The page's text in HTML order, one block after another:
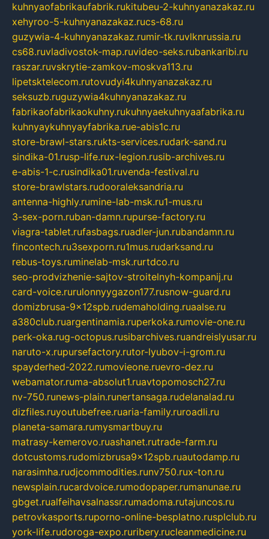
kuhnyaofabrikaufabrik.rukitubeu-2-kuhnyanazakaz.ru
xehyroo-5-kuhnyanazakaz.rucs-68.ru
guzywia-4-kuhnyanazakaz.rumir-tk.ruvlknrussia.ru
cs68.ruvladivostok-map.ruvideo-seks.rubankaribi.ru
raszar.ruvskrytie-zamkov-moskva113.ru
lipetsktelecom.rutovudyi4kuhnyanazakaz.ru
seksuzb.ruguzywia4kuhnyanazakaz.ru
fabrikaofabrikaokuhny.rukuhnyaekuhnyaafabrika.ru
kuhnyaykuhnyayfabrika.rue-abis1c.ru
store-brawl-stars.rukts-services.rudark-sand.ru
sindika-01.rusp-life.rux-legion.rusib-archives.ru
e-abis-1-c.rusindika01.ruvenda-festival.ru
store-brawlstars.rudooraleksandria.ru
antenna-highly.rumine-lab-msk.ru1-mus.ru
3-sex-porn.ruban-damn.rupurse-factory.ru
viagra-tablet.rufasbags.ruadler-jun.rubandamn.ru
fincontech.ru3sexporn.ru1mus.rudarksand.ru
rebus-toys.ruminelab-msk.rurtdco.ru
seo-prodvizhenie-sajtov-stroitelnyh-kompanij.ru
card-voice.rurulonnyygazon177.rusnow-guard.ru
domizbrusa-9x12spb.rudemaholding.ruaalse.ru
a380club.ruargentinamia.ruperkoka.rumovie-one.ru
perk-oka.rug-octopus.rusibarchives.ruandreislyusar.ru
naruto-x.rupursefactory.rutor-lyubov-i-grom.ru
spayderhed-2022.rumovieone.ruevro-dez.ru
webamator.ruma-absolut1.ruavtopomosch27.ru
nv-750.runews-plain.runertansaga.rudelanalad.ru
dizfiles.ruyoutubefree.ruaria-family.ruroadli.ru
planeta-samara.rumysmartbuy.ru
matrasy-kemerovo.ruashanet.rutrade-farm.ru
dotcustoms.rudomizbrusa9x12spb.ruautodamp.ru
narasimha.rudjcommodities.runv750.rux-ton.ru
newsplain.rucardvoice.rumodopaper.rumanunae.ru
gbget.rualfeihavsalnassr.rumadoma.rutajuncos.ru
petrovkasports.ruporno-online-besplatno.rusplclub.ru
york-life.rudoroga-expo.ruribery.rucleanmedicine.ru